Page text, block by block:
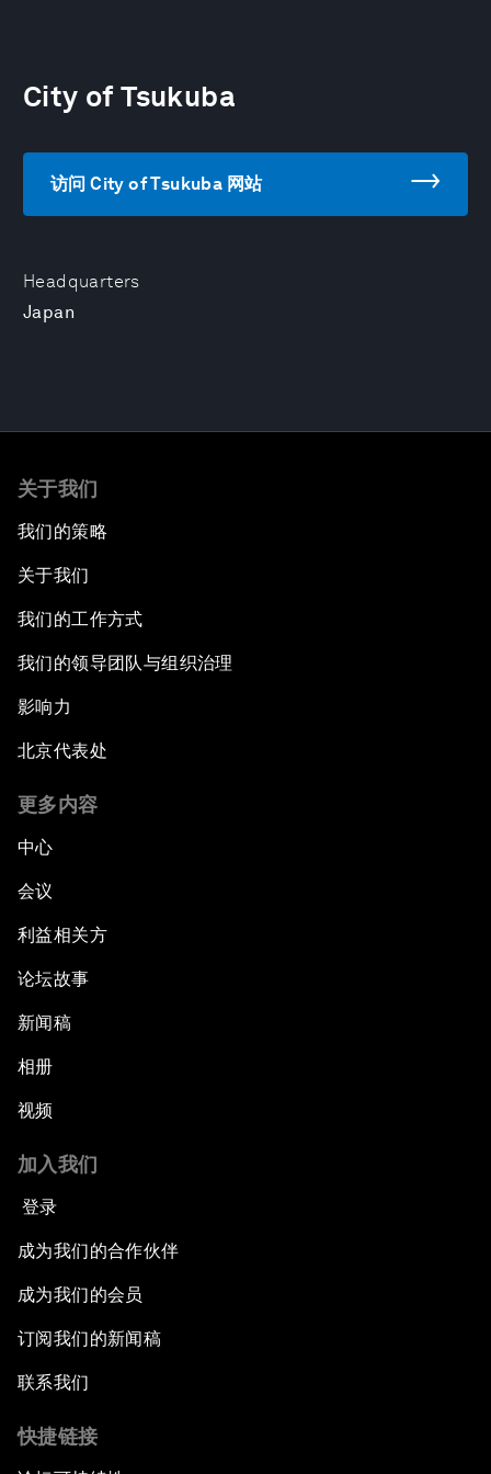
Headquarters
Japan
City of Tsukuba
访问 City of Tsukuba 网站
关于我们
我们的策略
关于我们
我们的工作方式
我们的领导团队与组织治理
影响力
北京代表处
更多内容
中心
会议
利益相关方
论坛故事
新闻稿
相册
视频
加入我们
登录
成为我们的合作伙伴
成为我们的会员
订阅我们的新闻稿
联系我们
快捷链接